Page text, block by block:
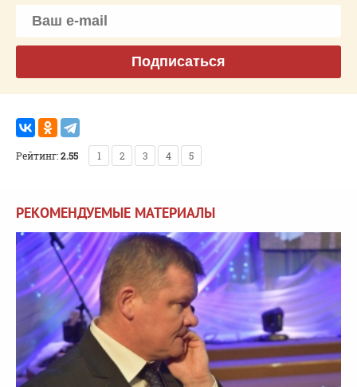
Подписаться
Рейтинг:2.55 1 2 3 4 5
РЕКОМЕНДУЕМЫЕ МАТЕРИАЛЫ